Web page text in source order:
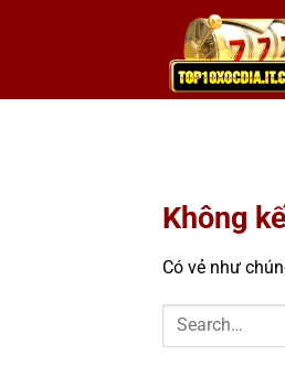
dung
Không
Có vẻ như